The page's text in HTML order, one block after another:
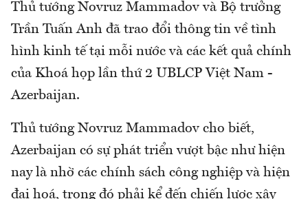
Thủ tướng Novruz Mammadov và Bộ trưởng
Trần Tuấn Anh đã trao đổi thông tin về tình
hình kinh tế tại mỗi nước và các kết quả chính
của Khoá họp lần thứ 2 UBLCP Việt Nam -
Azerbaijan.
Thủ tướng Novruz Mammadov cho biết,
Azerbaijan có sự phát triển vượt bậc như hiện
nay là nhờ các chính sách công nghiệp và hiện
đại hoá, trong đó phải kể đến chiến lược xây